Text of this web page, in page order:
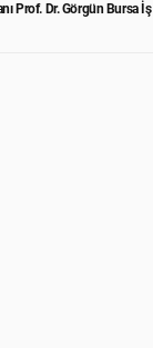
Prof. Dr. Görgün Bursa İş